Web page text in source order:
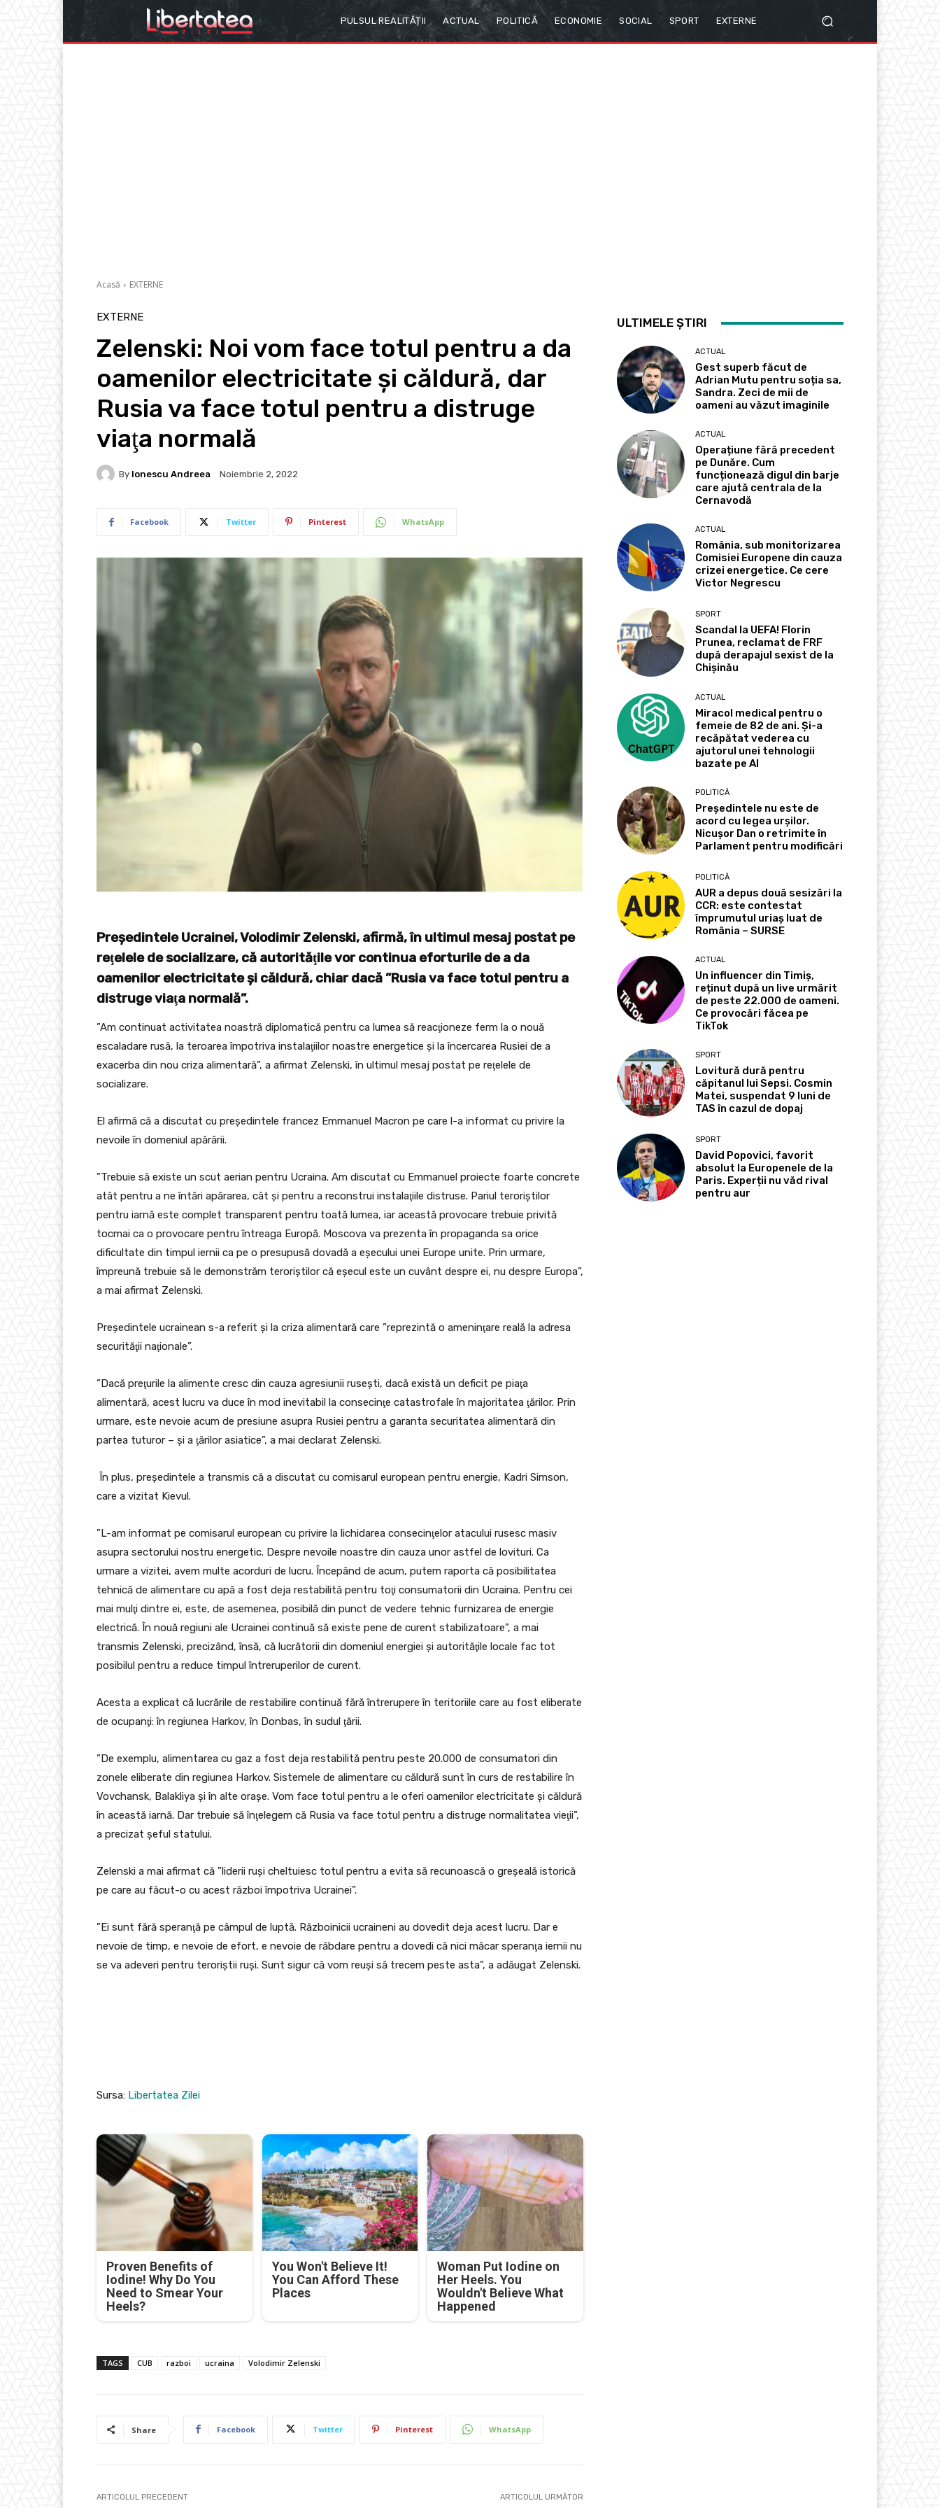
PULSUL REALITĂȚII ACTUAL POLITICĂ ECONOMIE SOCIAL SPORT EXTERNE
Acasă EXTERNE
EXTERNE
Zelenski: Noi vom face totul pentru a da
oamenilor electricitate şi căldură, dar
Rusia va face totul pentru a distruge
viaţa normală
By Ionescu Andreea Noiembrie 2, 2022
Facebook Twitter Pinterest WhatsApp
Preşedintele Ucrainei, Volodimir Zelenski, afirmă, în ultimul mesaj postat pe
reţelele de socializare, că autorităţile vor continua eforturile de a da
oamenilor electricitate şi căldură, chiar dacă ”Rusia va face totul pentru a
distruge viaţa normală”.
”Am continuat activitatea noastră diplomatică pentru ca lumea să reacţioneze ferm la o nouă
escaladare rusă, la teroarea împotriva instalaţiilor noastre energetice şi la încercarea Rusiei de a
exacerba din nou criza alimentară”, a afirmat Zelenski, în ultimul mesaj postat pe reţelele de
socializare.
El afirmă că a discutat cu preşedintele francez Emmanuel Macron pe care l-a informat cu privire la
nevoile în domeniul apărării.
”Trebuie să existe un scut aerian pentru Ucraina. Am discutat cu Emmanuel proiecte foarte concrete
atât pentru a ne întări apărarea, cât şi pentru a reconstrui instalaţiile distruse. Pariul teroriştilor
pentru iarnă este complet transparent pentru toată lumea, iar această provocare trebuie privită
tocmai ca o provocare pentru întreaga Europă. Moscova va prezenta în propaganda sa orice
dificultate din timpul iernii ca pe o presupusă dovadă a eşecului unei Europe unite. Prin urmare,
împreună trebuie să le demonstrăm teroriştilor că eşecul este un cuvânt despre ei, nu despre Europa”,
a mai afirmat Zelenski.
Preşedintele ucrainean s-a referit şi la criza alimentară care ”reprezintă o ameninţare reală la adresa
securităţii naţionale”.
”Dacă preţurile la alimente cresc din cauza agresiunii ruseşti, dacă există un deficit pe piaţa
alimentară, acest lucru va duce în mod inevitabil la consecinţe catastrofale în majoritatea ţărilor. Prin
urmare, este nevoie acum de presiune asupra Rusiei pentru a garanta securitatea alimentară din
partea tuturor – şi a ţărilor asiatice”, a mai declarat Zelenski.
În plus, preşedintele a transmis că a discutat cu comisarul european pentru energie, Kadri Simson,
care a vizitat Kievul.
”L-am informat pe comisarul european cu privire la lichidarea consecinţelor atacului rusesc masiv
asupra sectorului nostru energetic. Despre nevoile noastre din cauza unor astfel de lovituri. Ca
urmare a vizitei, avem multe acorduri de lucru. Începând de acum, putem raporta că posibilitatea
tehnică de alimentare cu apă a fost deja restabilită pentru toţi consumatorii din Ucraina. Pentru cei
mai mulţi dintre ei, este, de asemenea, posibilă din punct de vedere tehnic furnizarea de energie
electrică. În nouă regiuni ale Ucrainei continuă să existe pene de curent stabilizatoare”, a mai
transmis Zelenski, precizând, însă, că lucrătorii din domeniul energiei şi autorităţile locale fac tot
posibilul pentru a reduce timpul întreruperilor de curent.
Acesta a explicat că lucrările de restabilire continuă fără întrerupere în teritoriile care au fost eliberate
de ocupanţi: în regiunea Harkov, în Donbas, în sudul ţării.
”De exemplu, alimentarea cu gaz a fost deja restabilită pentru peste 20.000 de consumatori din
zonele eliberate din regiunea Harkov. Sistemele de alimentare cu căldură sunt în curs de restabilire în
Vovchansk, Balakliya şi în alte oraşe. Vom face totul pentru a le oferi oamenilor electricitate şi căldură
în această iarnă. Dar trebuie să înţelegem că Rusia va face totul pentru a distruge normalitatea vieţii”,
a precizat şeful statului.
Zelenski a mai afirmat că ”liderii ruşi cheltuiesc totul pentru a evita să recunoască o greşeală istorică
pe care au făcut-o cu acest război împotriva Ucrainei”.
”Ei sunt fără speranţă pe câmpul de luptă. Războinicii ucraineni au dovedit deja acest lucru. Dar e
nevoie de timp, e nevoie de efort, e nevoie de răbdare pentru a dovedi că nici măcar speranţa iernii nu
se va adeveri pentru teroriştii ruşi. Sunt sigur că vom reuşi să trecem peste asta”, a adăugat Zelenski.
Sursa: Libertatea Zilei
Proven Benefits of
Iodine! Why Do You
Need to Smear Your
Heels?
You Won't Believe It!
You Can Afford These
Places
Woman Put Iodine on
Her Heels. You
Wouldn't Believe What
Happened
TAGS CUB razboi ucraina Volodimir Zelenski
Share Facebook Twitter Pinterest WhatsApp
ARTICOLUL PRECEDENT ARTICOLUL URMĂTOR
ULTIMELE ȘTIRI
ACTUAL
Gest superb făcut de
Adrian Mutu pentru soția sa,
Sandra. Zeci de mii de
oameni au văzut imaginile
ACTUAL
Operațiune fără precedent
pe Dunăre. Cum
funcționează digul din barje
care ajută centrala de la
Cernavodă
ACTUAL
România, sub monitorizarea
Comisiei Europene din cauza
crizei energetice. Ce cere
Victor Negrescu
SPORT
Scandal la UEFA! Florin
Prunea, reclamat de FRF
după derapajul sexist de la
Chișinău
ACTUAL
Miracol medical pentru o
femeie de 82 de ani. Și-a
recăpătat vederea cu
ajutorul unei tehnologii
bazate pe AI
POLITICĂ
Președintele nu este de
acord cu legea urșilor.
Nicușor Dan o retrimite în
Parlament pentru modificări
POLITICĂ
AUR a depus două sesizări la
CCR: este contestat
împrumutul uriaș luat de
România – SURSE
ACTUAL
Un influencer din Timiș,
reținut după un live urmărit
de peste 22.000 de oameni.
Ce provocări făcea pe
TikTok
SPORT
Lovitură dură pentru
căpitanul lui Sepsi. Cosmin
Matei, suspendat 9 luni de
TAS în cazul de dopaj
SPORT
David Popovici, favorit
absolut la Europenele de la
Paris. Experții nu văd rival
pentru aur